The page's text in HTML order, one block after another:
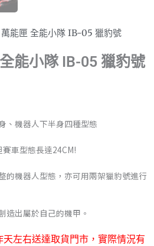
能匣 全能小隊 IB-05 獵豹號
能小隊 IB-05 獵豹號
、機器人下半身四種型態
車型態長達24CM!
的機器人型態，亦可用兩架獵豹號進行
造出屬於自己的機甲。
天左右送達取貨門市， 實際情況有